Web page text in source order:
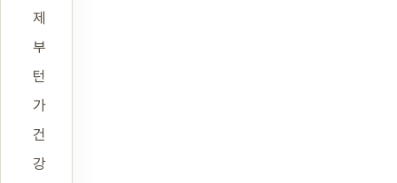
제
부
턴
가
건
강